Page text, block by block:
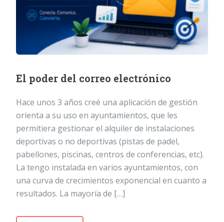
El poder del correo electrónico
Hace unos 3 años creé una aplicación de gestión
orienta a su uso en ayuntamientos, que les
permitiera gestionar el alquiler de instalaciones
deportivas o no deportivas (pistas de padel,
pabellones, piscinas, centros de conferencias, etc).
La tengo instalada en varios ayuntamientos, con
una curva de crecimientos exponencial en cuanto a
resultados. La mayoría de […]